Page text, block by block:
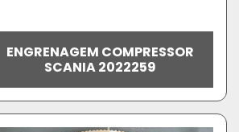
ENGRENAGEM COMPRESSOR
SCANIA 2022259